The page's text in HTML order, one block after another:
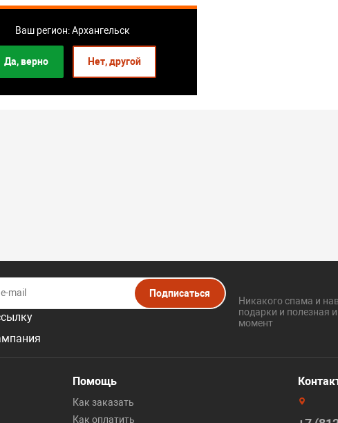
Ваш регион: Архангельск
Да, верно Нет, другой
Подписаться
Никакого спама и
подарки и полезная
момент
Помощь
Как заказать
Как оплатить